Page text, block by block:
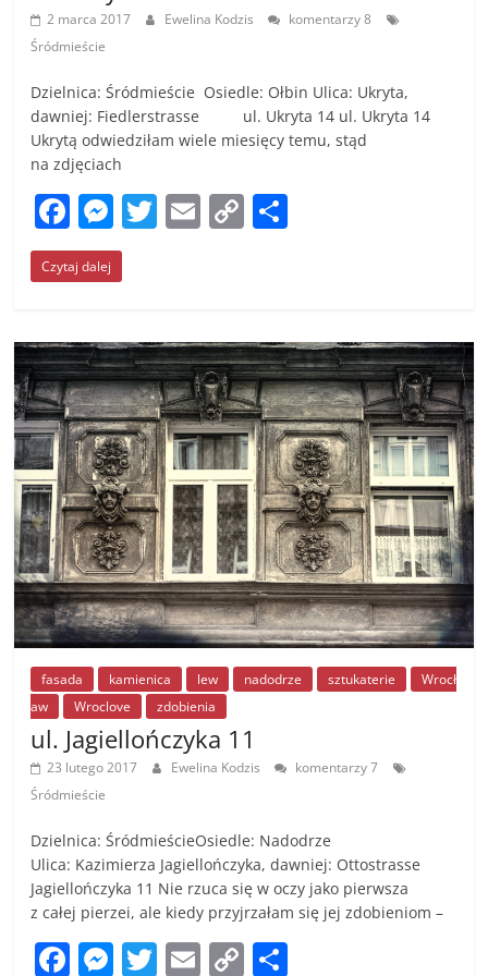
2 marca 2017 Ewelina Kodzis
komentarzy 8
Śródmieście
Dzielnica: Śródmieście Osiedle: Ołbin Ulica: Ukryta,
dawniej: Fiedlerstrasse ul. Ukryta 14 ul. Ukryta 14
Ukrytą odwiedziłam wiele miesięcy temu, stąd
na zdjęciach
F
a
c
b
o
o
k
M
e
ss
n
g
er
T E C
Li
n
k
Czytaj dalej
fasada kamienica lew nadodrze sztukaterie
Wrocł
aw
Wroclove zdobienia
ul. Jagiellończyka 11
23 lutego 2017 Ewelina Kodzis
komentarzy 7
Śródmieście
Dzielnica: ŚródmieścieOsiedle: Nadodrze
Ulica: Kazimierza Jagiellończyka, dawniej: Ottostrasse
Jagiellończyka 11 Nie rzuca się w oczy jako pierwsza
z całej pierzei, ale kiedy przyjrzałam się jej zdobieniom –
F M T E C